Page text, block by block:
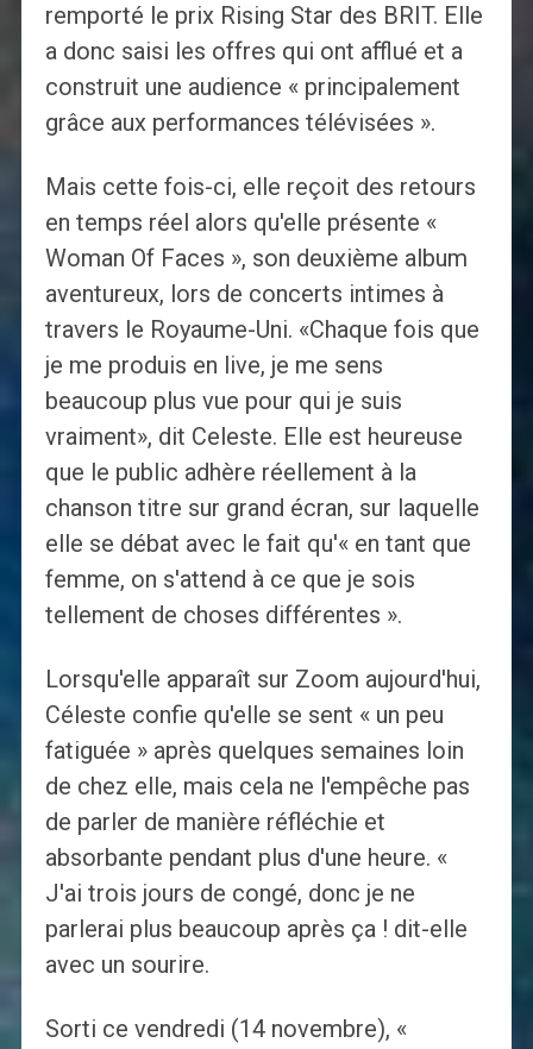
remporté le prix Rising Star des BRIT. Elle
a donc saisi les offres qui ont afflué et a
construit une audience « principalement
grâce aux performances télévisées ».
Mais cette fois-ci, elle reçoit des retours
en temps réel alors qu'elle présente «
Woman Of Faces », son deuxième album
aventureux, lors de concerts intimes à
travers le Royaume-Uni. «Chaque fois que
je me produis en live, je me sens
beaucoup plus vue pour qui je suis
vraiment», dit Celeste. Elle est heureuse
que le public adhère réellement à la
chanson titre sur grand écran, sur laquelle
elle se débat avec le fait qu'« en tant que
femme, on s'attend à ce que je sois
tellement de choses différentes ».
Lorsqu'elle apparaît sur Zoom aujourd'hui,
Céleste confie qu'elle se sent « un peu
fatiguée » après quelques semaines loin
de chez elle, mais cela ne l'empêche pas
de parler de manière réfléchie et
absorbante pendant plus d'une heure. «
J'ai trois jours de congé, donc je ne
parlerai plus beaucoup après ça ! dit-elle
avec un sourire.
Sorti ce vendredi (14 novembre), «